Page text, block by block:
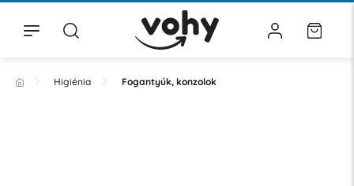
Higiénia Fogantyúk, konzolok